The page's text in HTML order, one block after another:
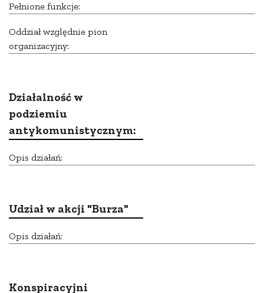
Pełnione funkcje:
Oddział względnie pion
organizacyjny:
Działalność w
podziemiu
antykomunistycznym:
Opis działań:
Udział w akcji "Burza"
Opis działań:
Konspiracyjni